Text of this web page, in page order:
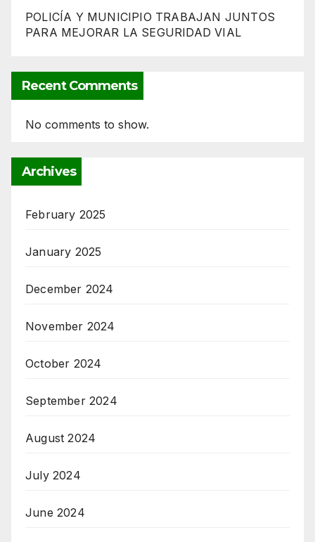
POLICÍA Y MUNICIPIO TRABAJAN JUNTOS
PARA MEJORAR LA SEGURIDAD VIAL
Recent Comments
No comments to show.
Archives
February 2025
January 2025
December 2024
November 2024
October 2024
September 2024
August 2024
July 2024
June 2024